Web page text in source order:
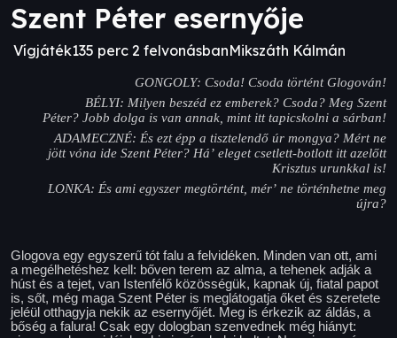
Szent Péter esernyője
Vígjáték135 perc 2 felvonásbanMikszáth Kálmán
GONGOLY: Csoda! Csoda történt Glogován!
BÉLYI: Milyen beszéd ez emberek? Csoda? Meg Szent
Péter? Jobb dolga is van annak, mint itt tapicskolni a sárban!
ADAMECZNÉ: És ezt épp a tisztelendő úr mongya? Mért ne
jött vóna ide Szent Péter? Há’ eleget csetlett-botlott itt azelőtt
Krisztus urunkkal is!
LONKA: És ami egyszer megtörtént, mér’ ne történhetne meg
újra?
Glogova egy egyszerű tót falu a felvidéken. Minden van ott, ami
a megélhetéshez kell: bőven terem az alma, a tehenek adják a
húst és a tejet, van Istenfélő közösségük, kapnak új, fiatal papot
is, sőt, még maga Szent Péter is meglátogatja őket és szeretete
jeléül otthagyja nekik az esernyőjét. Meg is érkezik az áldás, a
bőség a falura! Csak egy dologban szenvednek még hiányt: